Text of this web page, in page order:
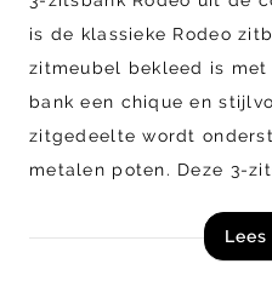
is de klassieke Rodeo
zitmeubel bekleed is
bank een chique en
zitgedeelte wordt
metalen poten. Deze 3-
Lees